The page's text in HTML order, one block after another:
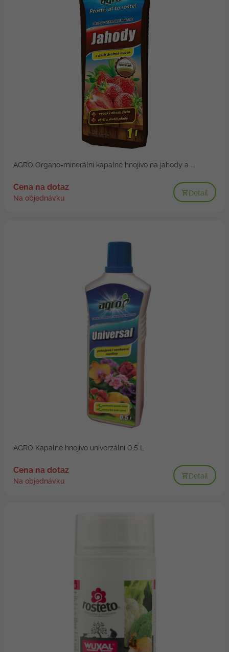
AGRO Organo-minerální kapalné hnojivo na jahody a ...
Cena na dotaz
Na objednávku
Detail
AGRO Kapalné hnojivo univerzální 0,5 L
Cena na dotaz
Na objednávku
Detail